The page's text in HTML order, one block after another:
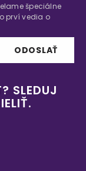
špeciálne
prví vedia o
ODOSLAŤ
SLEDUJ